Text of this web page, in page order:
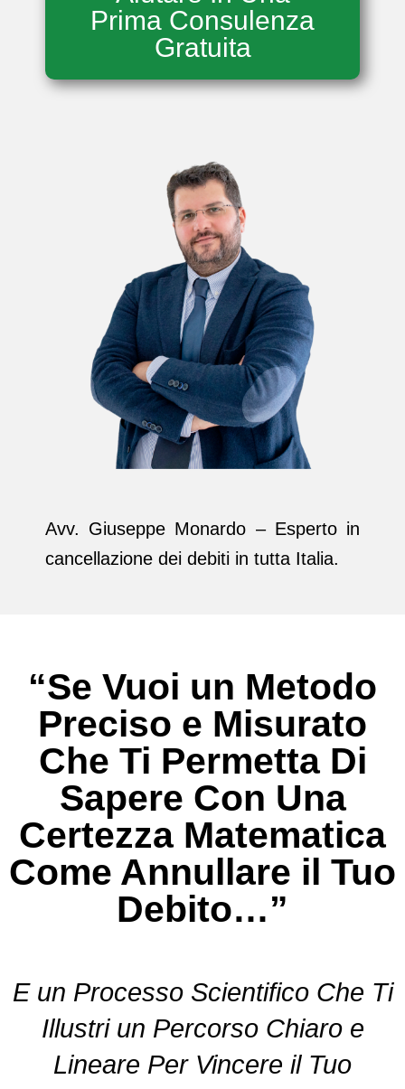
Prima Consulenza
Gratuita
Avv. Giuseppe Monardo – Esperto in
cancellazione dei debiti in tutta Italia.
“Se Vuoi un Metodo
Preciso e Misurato
Che Ti Permetta Di
Sapere Con Una
Certezza Matematica
Come Annullare il Tuo
Debito…”
E un Processo Scientifico Che Ti
Illustri un Percorso Chiaro e
Lineare Per Vincere il Tuo